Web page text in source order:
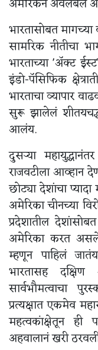
अमेरिकेनं अवलंबलं
भारतासोबत
सामरिक नीतीचा
भारताच्या 'ॲक्ट
इंडो-पॅसिफिक
भारताचा व्यापार
सुरू झालेलं
आलंय.
दुसऱ्या
राजवटीला आव्हान
छोट्या देशांचा
अमेरिका चीनच्या
प्रदेशातील
अमेरिका करत
म्हणून पाहिलं
भारतासह
सार्वभौमत्वाचा
प्रत्यक्षात एकमेव
महत्वकांक्षेतून
अहवालानं खरी